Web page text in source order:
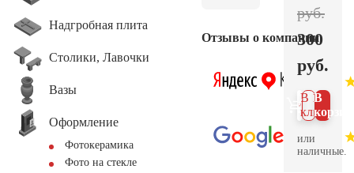
Надгробная плита
Столики, Лавочки
Вазы
Оформление
Фотокерамика
Фото на стекле
Отзывы о компании
руб.
300
руб.
В
В 1
клик
или
наличные.